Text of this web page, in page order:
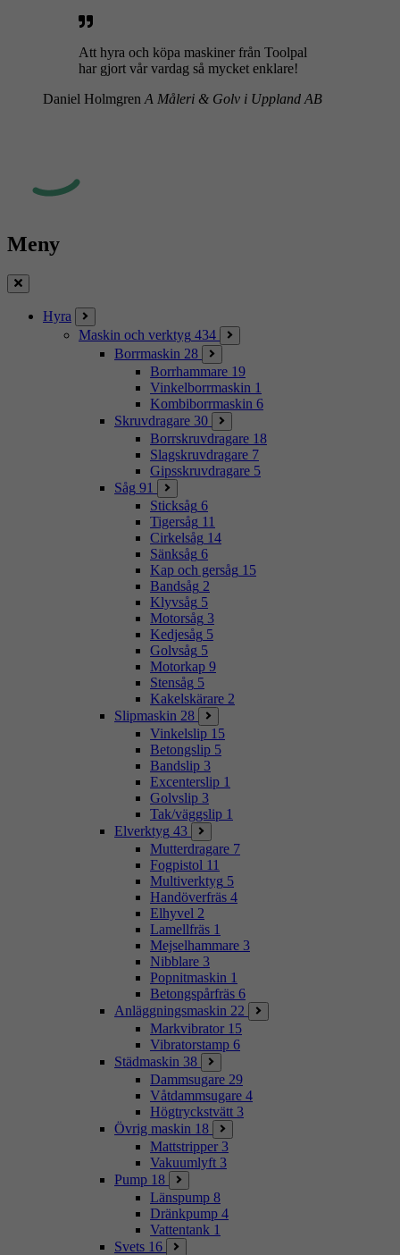
Att hyra och köpa maskiner från Toolpal
har gjort vår vardag så mycket enklare!
Daniel Holmgren A Måleri & Golv i Uppland AB
Meny
Stäng
Hyra
Maskin och verktyg 434
Borrmaskin 28
Borrhammare 19
Vinkelborrmaskin 1
Kombiborrmaskin 6
Skruvdragare 30
Borrskruvdragare 18
Slagskruvdragare 7
Gipsskruvdragare 5
Såg 91
Sticksåg 6
Tigersåg 11
Cirkelsåg 14
Sänksåg 6
Kap och gersåg 15
Bandsåg 2
Klyvsåg 5
Motorsåg 3
Kedjesåg 5
Golvsåg 5
Motorkap 9
Stensåg 5
Kakelskärare 2
Slipmaskin 28
Vinkelslip 15
Betongslip 5
Bandslip 3
Excenterslip 1
Golvslip 3
Tak/väggslip 1
Elverktyg 43
Mutterdragare 7
Fogpistol 11
Multiverktyg 5
Handöverfräs 4
Elhyvel 2
Lamellfräs 1
Mejselhammare 3
Nibblare 3
Popnitmaskin 1
Betongspårfräs 6
Anläggningsmaskin 22
Markvibrator 15
Vibratorstamp 6
Städmaskin 38
Dammsugare 29
Våtdammsugare 4
Högtryckstvätt 3
Övrig maskin 18
Mattstripper 3
Vakuumlyft 3
Pump 18
Länspump 8
Dränkpump 4
Vattentank 1
Svets 16